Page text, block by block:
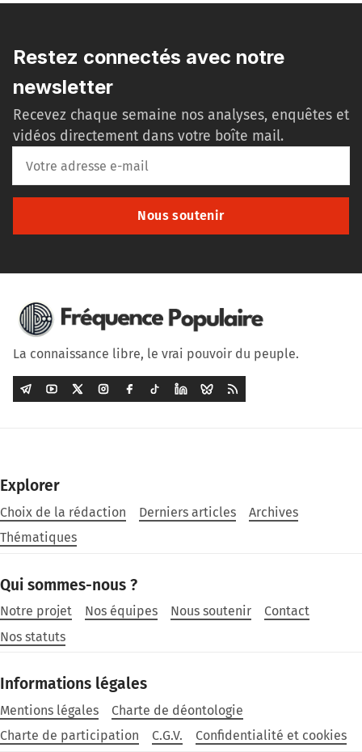
Restez connectés avec notre
newsletter
Recevez chaque semaine nos analyses, enquêtes et
vidéos directement dans votre boîte mail.
Nous soutenir
La connaissance libre, le vrai pouvoir du peuple.
Explorer
Choix de la rédaction Derniers articles
Archives
Thématiques
Qui sommes-nous ?
Notre projet Nos équipes Nous soutenir
Contact
Nos statuts
Informations légales
Mentions légales
Charte de déontologie
Charte de participation
C.G.V. Confidentialité et cookies